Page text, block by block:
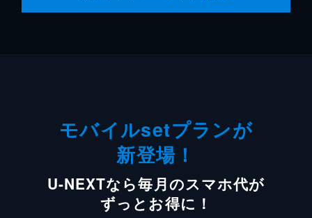
モバイルsetプランが
新登場！
U-NEXTなら毎月のスマホ代が
ずっとお得に！